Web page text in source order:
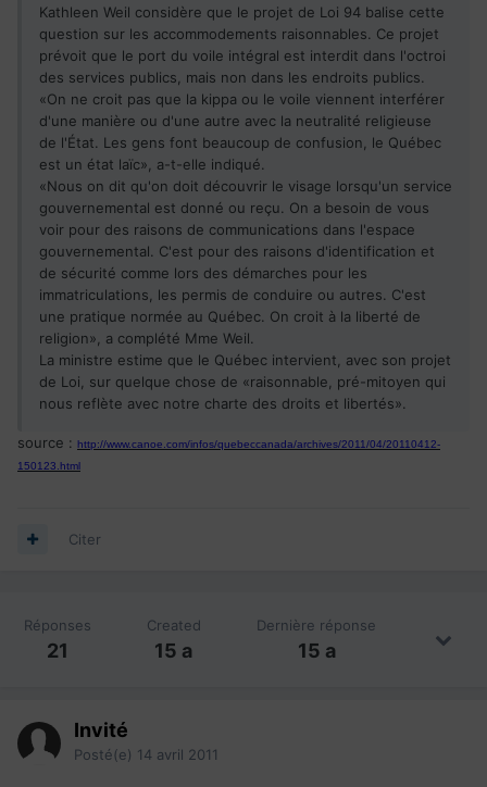
Kathleen Weil considère que le projet de Loi 94 balise cette
question sur les accommodements raisonnables. Ce projet
prévoit que le port du voile intégral est interdit dans l'octroi
des services publics, mais non dans les endroits publics.
«On ne croit pas que la kippa ou le voile viennent interférer
d'une manière ou d'une autre avec la neutralité religieuse
de l'État. Les gens font beaucoup de confusion, le Québec
est un état laïc», a-t-elle indiqué.
«Nous on dit qu'on doit découvrir le visage lorsqu'un service
gouvernemental est donné ou reçu. On a besoin de vous
voir pour des raisons de communications dans l'espace
gouvernemental. C'est pour des raisons d'identification et
de sécurité comme lors des démarches pour les
immatriculations, les permis de conduire ou autres. C'est
une pratique normée au Québec. On croit à la liberté de
religion», a complété Mme Weil.
La ministre estime que le Québec intervient, avec son projet
de Loi, sur quelque chose de «raisonnable, pré-mitoyen qui
nous reflète avec notre charte des droits et libertés».
source : http://www.canoe.com/infos/quebeccanada/archives/2011/04/20110412-
150123.html
Citer
Réponses
21
Created
15 a
Dernière réponse
15 a
Invité
Posté(e) 14 avril 2011